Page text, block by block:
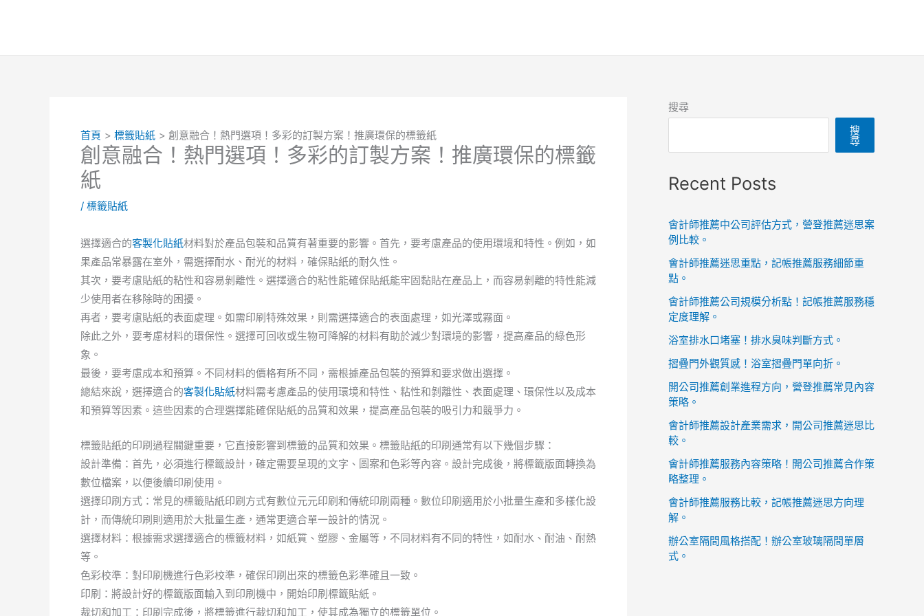
首頁 標籤貼紙 創意融合！熱門選項！多彩的訂製方案！推廣環保的標籤紙
創意融合！熱門選項！多彩的訂製方案！推廣環保的標籤
紙
/ 標籤貼紙
選擇適合的客製化貼紙材料對於產品包裝和品質有著重要的影響。首先，要考慮產品的使用環境和特性。例如，如
果產品常暴露在室外，需選擇耐水、耐光的材料，確保貼紙的耐久性。
其次，要考慮貼紙的粘性和容易剝離性。選擇適合的粘性能確保貼紙能牢固黏貼在產品上，而容易剝離的特性能減
少使用者在移除時的困擾。
再者，要考慮貼紙的表面處理。如需印刷特殊效果，則需選擇適合的表面處理，如光澤或霧面。
除此之外，要考慮材料的環保性。選擇可回收或生物可降解的材料有助於減少對環境的影響，提高產品的綠色形
象。
最後，要考慮成本和預算。不同材料的價格有所不同，需根據產品包裝的預算和要求做出選擇。
總結來說，選擇適合的客製化貼紙材料需考慮產品的使用環境和特性、粘性和剝離性、表面處理、環保性以及成本
和預算等因素。這些因素的合理選擇能確保貼紙的品質和效果，提高產品包裝的吸引力和競爭力。
標籤貼紙的印刷過程關鍵重要，它直接影響到標籤的品質和效果。標籤貼紙的印刷通常有以下幾個步驟：
設計準備：首先，必須進行標籤設計，確定需要呈現的文字、圖案和色彩等內容。設計完成後，將標籤版面轉換為
數位檔案，以便後續印刷使用。
選擇印刷方式：常見的標籤貼紙印刷方式有數位元元印刷和傳統印刷兩種。數位印刷適用於小批量生產和多樣化設
計，而傳統印刷則適用於大批量生產，通常更適合單一設計的情況。
選擇材料：根據需求選擇適合的標籤材料，如紙質、塑膠、金屬等，不同材料有不同的特性，如耐水、耐油、耐熱
等。
色彩校準：對印刷機進行色彩校準，確保印刷出來的標籤色彩準確且一致。
印刷：將設計好的標籤版面輸入到印刷機中，開始印刷標籤貼紙。
裁切和加工：印刷完成後，將標籤進行裁切和加工，使其成為獨立的標籤單位。
搜尋
搜
尋
Recent Posts
會計師推薦中公司評估方式，營登推薦迷思案
例比較。
會計師推薦迷思重點，記帳推薦服務細節重
點。
會計師推薦公司規模分析點！記帳推薦服務穩
定度理解。
浴室排水口堵塞！排水臭味判斷方式。
摺疊門外觀質感！浴室摺疊門單向折。
開公司推薦創業進程方向，營登推薦常見內容
策略。
會計師推薦設計產業需求，開公司推薦迷思比
較。
會計師推薦服務內容策略！開公司推薦合作策
略整理。
會計師推薦服務比較，記帳推薦迷思方向理
解。
辦公室隔間風格搭配！辦公室玻璃隔間單層
式。